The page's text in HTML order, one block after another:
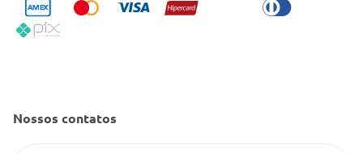
Código de Conduta
Política de Reembolso
Condeclin
Convênio Conlife
Nossos contatos